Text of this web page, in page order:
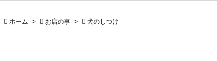
 ホーム >  お店の事 >  犬のしつけ